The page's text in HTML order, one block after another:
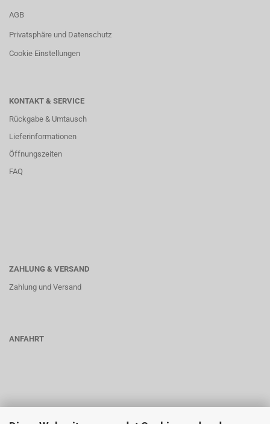
AGB
Privatsphäre und Datenschutz
Cookie Einstellungen
KONTAKT & SERVICE
Rückgabe & Umtausch
Lieferinformationen
Öffnungszeiten
FAQ
ZAHLUNG & VERSAND
Zahlung und Versand
ANFAHRT